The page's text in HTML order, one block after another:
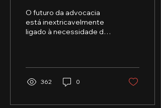
Necessidade de
Inovação
O futuro da advocacia
está inextricavelmente
ligado à necessidade de
362 0